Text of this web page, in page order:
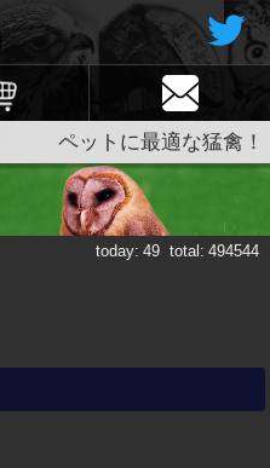
ペットに最適な猛禽！
today: 49 total: 494544